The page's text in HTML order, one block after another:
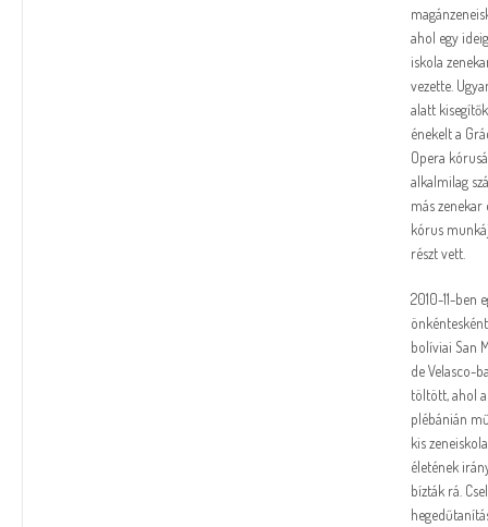
ahol egy
iskola
vezette.
alatt
énekelt a
Opera
alkalmilag
más zenekar
kórus
részt vett.
2010-11-ben
bolíviai San
de Velasco-
töltött, ahol a
plébánián
kis zeneiskola
életének
bízták rá.